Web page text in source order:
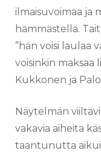
ilmaisuvoimaa ja
hämmästellä.
”hän voisi laulaa
voisinkin maksaa
Kukkonen ja
Näytelmän
vakavia aiheita
taantunutta